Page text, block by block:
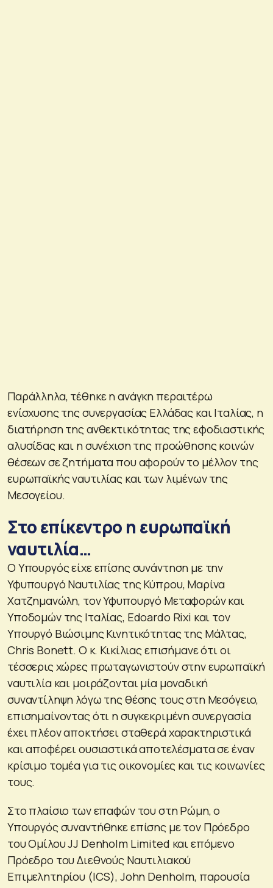
Παράλληλα, τέθηκε η ανάγκη περαιτέρω
ενίσχυσης της συνεργασίας Ελλάδας και Ιταλίας, η
διατήρηση της ανθεκτικότητας της εφοδιαστικής
αλυσίδας και η συνέχιση της προώθησης κοινών
θέσεων σε ζητήματα που αφορούν το μέλλον της
ευρωπαϊκής ναυτιλίας και των λιμένων της
Μεσογείου.
Στο επίκεντρο η ευρωπαϊκή
ναυτιλία…
Ο Υπουργός είχε επίσης συνάντηση με την
Υφυπουργό Ναυτιλίας της Κύπρου, Μαρίνα
Χατζημανώλη, τον Υφυπουργό Μεταφορών και
Υποδομών της Ιταλίας, Edoardo Rixi και τον
Υπουργό Βιώσιμης Κινητικότητας της Μάλτας,
Chris Bonett. Ο κ. Κικίλιας επισήμανε ότι οι
τέσσερις χώρες πρωταγωνιστούν στην ευρωπαϊκή
ναυτιλία και μοιράζονται μία μοναδική
συναντίληψη λόγω της θέσης τους στη Μεσόγειο,
επισημαίνοντας ότι η συγκεκριμένη συνεργασία
έχει πλέον αποκτήσει σταθερά χαρακτηριστικά
και αποφέρει ουσιαστικά αποτελέσματα σε έναν
κρίσιμο τομέα για τις οικονομίες και τις κοινωνίες
τους.
Στο πλαίσιο των επαφών του στη Ρώμη, ο
Υπουργός συναντήθηκε επίσης με τον Πρόεδρο
του Ομίλου JJ Denholm Limited και επόμενο
Πρόεδρο του Διεθνούς Ναυτιλιακού
Επιμελητηρίου (ICS), John Denholm, παρουσία